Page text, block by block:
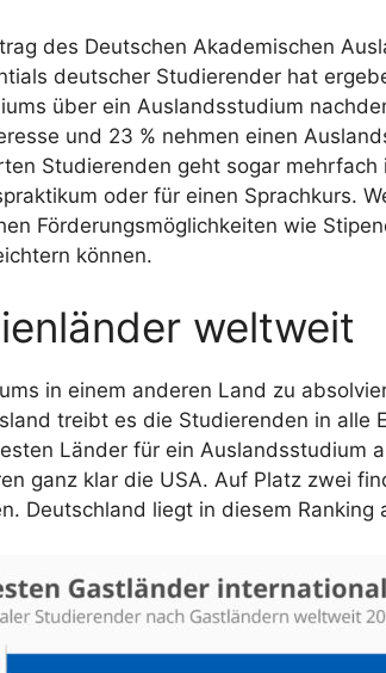
des Deutschen Akademischen
deutscher Studierender hat
über ein Auslandsstudium
und 23 % nehmen einen
Studierenden geht sogar mehrfach
oder für einen Sprachkurs.
Förderungsmöglichkeiten wie
können.
weltweit
in einem anderen Land zu
treibt es die Studierenden in alle
Länder für ein Auslandsstudium
ganz klar die USA. Auf Platz zwei
Deutschland liegt in diesem Ranking